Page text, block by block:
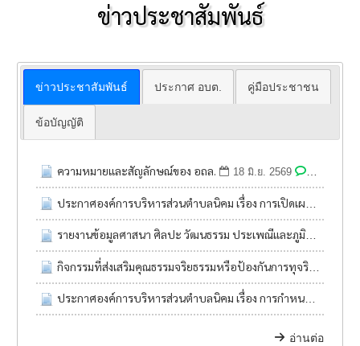
ข่าวประชาสัมพันธ์
ข่าวประชาสัมพันธ์ ประกาศ อบต. คู่มือประชาชน
ข้อบัญญัติ
ความหมายและสัญลักษณ์ของ อถล. 18 มิ.ย. 2569
ประกาศองค์การบริหารส่วนตำบลนิคม เรื่อง การเปิดเผยข้อมูลการใช้จ่ายเงินสะสมขององค์กรปกครองส่วนท้องถิ่น ประจำปีงบประมาณ พ.ศ. ๒๕๖๙
รายงานข้อมูลศาสนา ศิลปะ วัฒนธรรม ประเพณีและภูมิปัญญาท้องถิ่น
กิจกรรมที่ส่งเสริมคุณธรรมจริยธรรมหรือป้องกันการทุจริตของหน่วยงานปปช. ร่วมโครงการการประเมินคุณธรรมและความโปร่งใสในการดำเนินงานของหน่วยงานภาครัฐ (Integrity and Transparency Assessment : ITA)
ประกาศองค์การบริหารส่วนตำบลนิคม เรื่อง การกำหนดเกณฑ์การใช้สิ้นเปลืองน้ำมันเชื้อเพลิงและปริมาณน้ำมันเชื้อเพลิง ประจำปีงบประมาณ พ.ศ.๒๕๖๙
อ่านต่อ